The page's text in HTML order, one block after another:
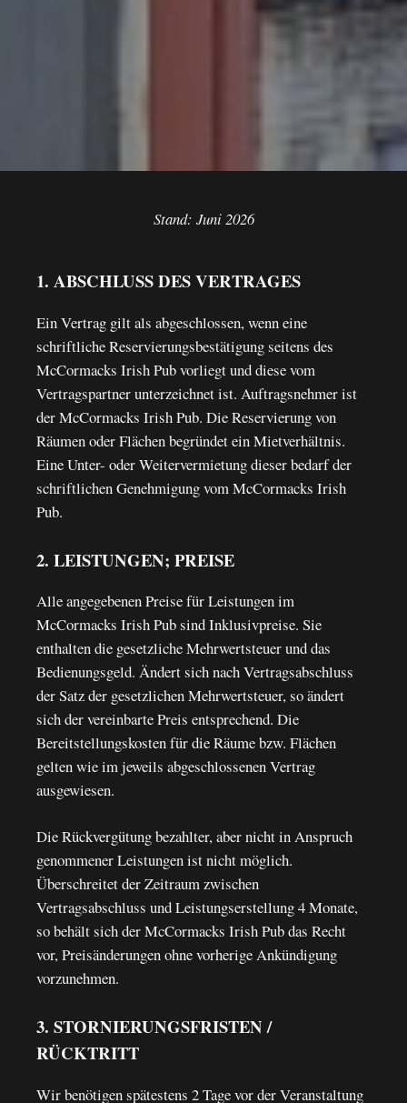
Stand: Juni 2026
1. ABSCHLUSS DES VERTRAGES
Ein Vertrag gilt als abgeschlossen, wenn eine
schriftliche Reservierungsbestätigung seitens des
McCormacks Irish Pub vorliegt und diese vom
Vertragspartner unterzeichnet ist. Auftragsnehmer ist
der McCormacks Irish Pub. Die Reservierung von
Räumen oder Flächen begründet ein Mietverhältnis.
Eine Unter- oder Weitervermietung dieser bedarf der
schriftlichen Genehmigung vom McCormacks Irish
Pub.
2. LEISTUNGEN; PREISE
Alle angegebenen Preise für Leistungen im
McCormacks Irish Pub sind Inklusivpreise. Sie
enthalten die gesetzliche Mehrwertsteuer und das
Bedienungsgeld. Ändert sich nach Vertragsabschluss
der Satz der gesetzlichen Mehrwertsteuer, so ändert
sich der vereinbarte Preis entsprechend. Die
Bereitstellungskosten für die Räume bzw. Flächen
gelten wie im jeweils abgeschlossenen Vertrag
ausgewiesen.
Die Rückvergütung bezahlter, aber nicht in Anspruch
genommener Leistungen ist nicht möglich.
Überschreitet der Zeitraum zwischen
Vertragsabschluss und Leistungserstellung 4 Monate,
so behält sich der McCormacks Irish Pub das Recht
vor, Preisänderungen ohne vorherige Ankündigung
vorzunehmen.
3. STORNIERUNGSFRISTEN /
RÜCKTRITT
Wir benötigen spätestens 2 Tage vor der Veranstaltung